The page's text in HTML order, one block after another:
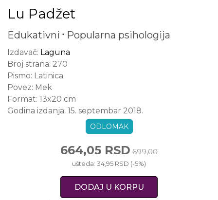
Lu Padžet
Edukativni Popularna psihologija
Izdavač: Laguna
Broj strana: 270
Pismo: Latinica
Povez: Mek
Format: 13x20 cm
Godina izdanja: 15. septembar 2018.
ODLOMAK
664,05 RSD 699,00
ušteda: 34,95 RSD (-5%)
DODAJ U KORPU